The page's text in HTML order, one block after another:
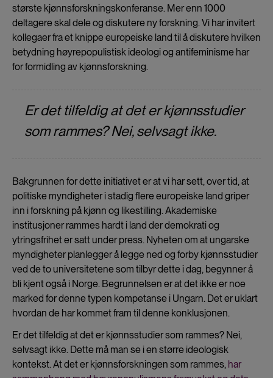
største kjønnsforskningskonferanse. Mer enn 1000
deltagere skal dele og diskutere ny forskning. Vi har invitert
kollegaer fra et knippe europeiske land til å diskutere hvilken
betydning høyrepopulistisk ideologi og antifeminisme har
for formidling av kjønnsforskning.
Er det tilfeldig at det er kjønnsstudier
som rammes? Nei, selvsagt ikke.
Bakgrunnen for dette initiativet er at vi har sett, over tid, at
politiske myndigheter i stadig flere europeiske land griper
inn i forskning på kjønn og likestilling. Akademiske
institusjoner rammes hardt i land der demokrati og
ytringsfrihet er satt under press. Nyheten om at ungarske
myndigheter planlegger å legge ned og forby kjønnsstudier
ved de to universitetene som tilbyr dette i dag, begynner å
bli kjent også i Norge. Begrunnelsen er at det ikke er noe
marked for denne typen kompetanse i Ungarn. Det er uklart
hvordan de har kommet fram til denne konklusjonen.
Er det tilfeldig at det er kjønnsstudier som rammes? Nei,
selvsagt ikke. Dette må man se i en større ideologisk
kontekst. At det er kjønnsforskningen som rammes, har